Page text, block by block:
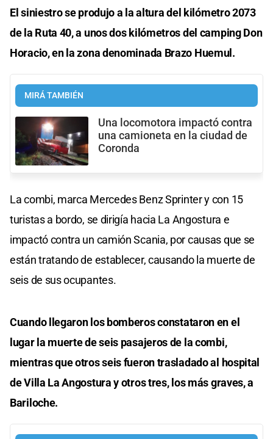
El siniestro se produjo a la altura del kilómetro 2073
de la Ruta 40, a unos dos kilómetros del camping Don
Horacio, en la zona denominada Brazo Huemul.
MIRÁ TAMBIÉN
Una locomotora impactó contra
una camioneta en la ciudad de
Coronda
La combi, marca Mercedes Benz Sprinter y con 15
turistas a bordo, se dirigía hacia La Angostura e
impactó contra un camión Scania, por causas que se
están tratando de establecer, causando la muerte de
seis de sus ocupantes.
Cuando llegaron los bomberos constataron en el
lugar la muerte de seis pasajeros de la combi,
mientras que otros seis fueron trasladado al hospital
de Villa La Angostura y otros tres, los más graves, a
Bariloche.